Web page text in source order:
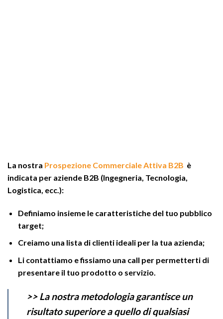
La nostra Prospezione Commerciale Attiva B2B è
indicata per aziende B2B (Ingegneria, Tecnologia,
Logistica, ecc.):
Definiamo insieme le caratteristiche del tuo pubblico
target;
Creiamo una lista di clienti ideali per la tua azienda;
Li contattiamo e fissiamo una call per permetterti di
presentare il tuo prodotto o servizio.
>> La nostra metodologia garantisce un
risultato superiore a quello di qualsiasi